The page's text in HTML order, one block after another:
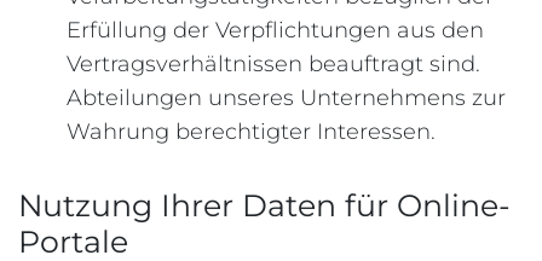
Erfüllung der Verpflichtungen aus den
Vertragsverhältnissen beauftragt sind.
Abteilungen unseres Unternehmens zur
Wahrung berechtigter Interessen.
Nutzung Ihrer Daten für Online-
Portale